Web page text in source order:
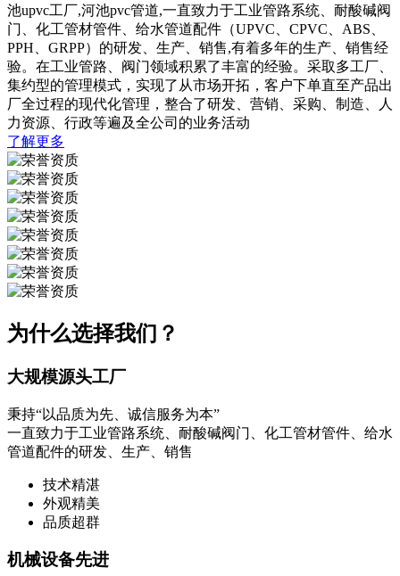
池upvc工厂,河池pvc管道,一直致力于工业管路系统、耐酸碱阀
门、化工管材管件、给水管道配件（UPVC、CPVC、ABS、
PPH、GRPP）的研发、生产、销售,有着多年的生产、销售经
验。在工业管路、阀门领域积累了丰富的经验。采取多工厂、
集约型的管理模式，实现了从市场开拓，客户下单直至产品出
厂全过程的现代化管理，整合了研发、营销、采购、制造、人
力资源、行政等遍及全公司的业务活动
了解更多
为什么选择我们？
大规模源头工厂
秉持“以品质为先、诚信服务为本”
一直致力于工业管路系统、耐酸碱阀门、化工管材管件、给水
管道配件的研发、生产、销售
技术精湛
外观精美
品质超群
机械设备先进